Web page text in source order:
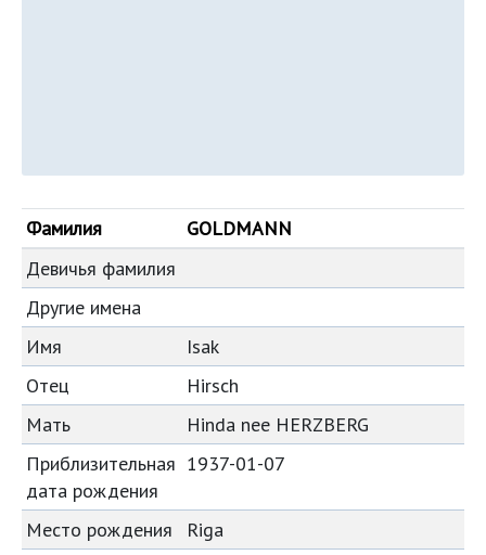
Фамилия
GOLDMANN
Девичья фамилия
Другие имена
Имя
Isak
Отец
Hirsch
Мать
Hinda nee HERZBERG
Приблизительная
дата рождения
1937-01-07
Место рождения
Riga